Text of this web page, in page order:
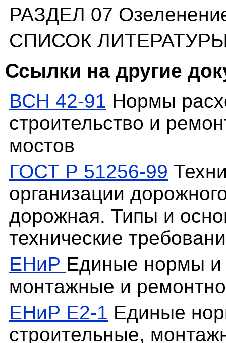
РАЗДЕЛ 07
СПИСОК
Ссылки на другие
ВСН 42-91 Нормы
строительство и
мостов
ГОСТ Р 51256-99
организации
дорожная. Типы и
технические
ЕНиР Единые нормы и
монтажные и
ЕНиР Е2-1 Единые
строительные,